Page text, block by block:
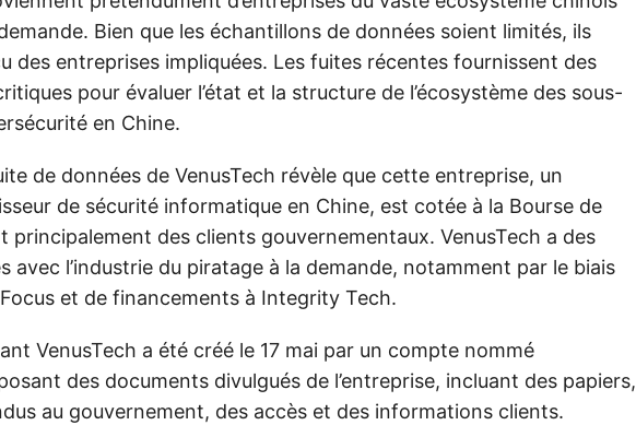
Bien que les échantillons de données soient limités, ils
des entreprises impliquées. Les fuites récentes fournissent des
pour évaluer l’état et la structure de l’écosystème des sous-
en Chine.
de données de VenusTech révèle que cette entreprise, un
de sécurité informatique en Chine, est cotée à la Bourse de
principalement des clients gouvernementaux. VenusTech a des
avec l’industrie du piratage à la demande, notamment par le biais
et de financements à Integrity Tech.
VenusTech a été créé le 17 mai par un compte nommé
des documents divulgués de l’entreprise, incluant des papiers,
au gouvernement, des accès et des informations clients.